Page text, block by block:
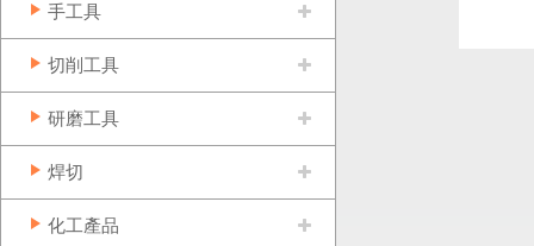
手工具
切削工具
研磨工具
焊切
化工產品